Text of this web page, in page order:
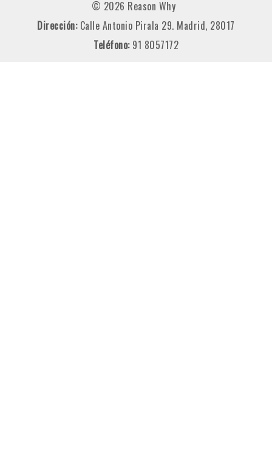
© 2026 Reason Why
Dirección: Calle Antonio Pirala 29. Madrid, 28017
Teléfono: 91 8057172